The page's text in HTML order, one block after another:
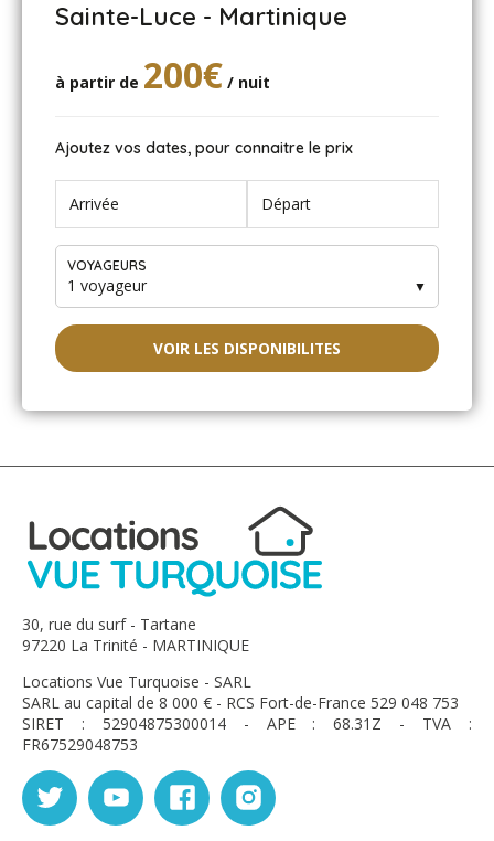
Sainte-Luce - Martinique
à partir de 200€ / nuit
Ajoutez vos dates, pour connaitre le prix
VOYAGEURS
1 voyageur ▼
VOIR LES DISPONIBILITES
30, rue du surf - Tartane
97220 La Trinité - MARTINIQUE
Locations Vue Turquoise - SARL
SARL au capital de 8 000 € - RCS Fort-de-France 529 048 753
SIRET : 52904875300014 - APE : 68.31Z - TVA :
FR67529048753